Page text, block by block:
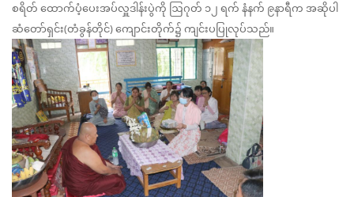
စရိတ် ထောက်ပံ့ပေးအပ်လှူဒါန်းပွဲကို ဩဂုတ် ၁၂ ရက် နံနက် ၉နာရီက အဆိုပါ
ဆံတော်ရှင်း(တံခွန်တိုင်) ကျောင်းတိုက်၌ ကျင်းပပြုလုပ်သည်။